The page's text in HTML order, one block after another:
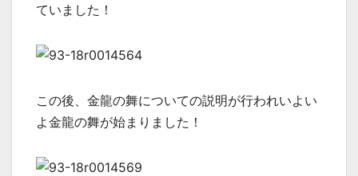
ていました！
この後、金龍の舞についての説明が行われいよい
よ金龍の舞が始まりました！